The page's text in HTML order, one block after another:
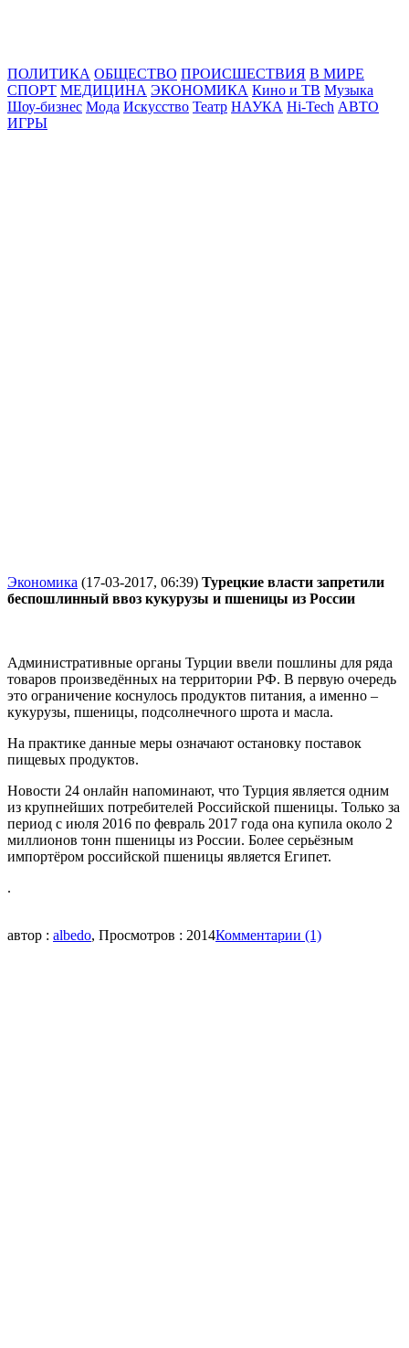
ПОЛИТИКА ОБЩЕСТВО ПРОИСШЕСТВИЯ В МИРЕ
СПОРТ МЕДИЦИНА ЭКОНОМИКА Кино и ТВ Музыка
Шоу-бизнес Мода Искусство Театр НАУКА Hi-Tech АВТО
ИГРЫ
Экономика (17-03-2017, 06:39) Турецкие власти запретили
беспошлинный ввоз кукурузы и пшеницы из России
Административные органы Турции ввели пошлины для ряда
товаров произведённых на территории РФ. В первую очередь
это ограничение коснулось продуктов питания, а именно –
кукурузы, пшеницы, подсолнечного шрота и масла.
На практике данные меры означают остановку поставок
пищевых продуктов.
Новости 24 онлайн напоминают, что Турция является одним
из крупнейших потребителей Российской пшеницы. Только за
период с июля 2016 по февраль 2017 года она купила около 2
миллионов тонн пшеницы из России. Более серьёзным
импортёром российской пшеницы является Египет.
.
автор : albedo, Просмотров : 2014Комментарии (1)